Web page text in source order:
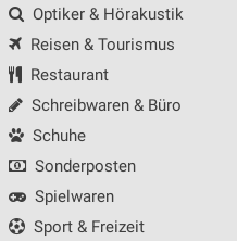
Optiker & Hörakustik
Reisen & Tourismus
Restaurant
Schreibwaren & Büro
Schuhe
Sonderposten
Spielwaren
Sport & Freizeit